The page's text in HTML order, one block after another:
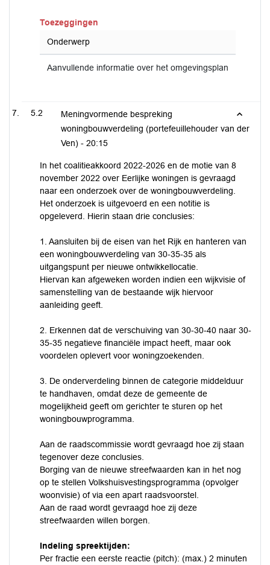
Toezeggingen
Onderwerp
Aanvullende informatie over het omgevingsplan
5.2
Meningvormende bespreking
woningbouwverdeling (portefeuillehouder van der
Ven) - 20:15
In het coalitieakkoord 2022-2026 en de motie van 8
november 2022 over Eerlijke woningen is gevraagd
naar een onderzoek over de woningbouwverdeling.
Het onderzoek is uitgevoerd en een notitie is
opgeleverd. Hierin staan drie conclusies:
1. Aansluiten bij de eisen van het Rijk en hanteren van
een woningbouwverdeling van 30-35-35 als
uitgangspunt per nieuwe ontwikkellocatie.
Hiervan kan afgeweken worden indien een wijkvisie of
samenstelling van de bestaande wijk hiervoor
aanleiding geeft.
2. Erkennen dat de verschuiving van 30-30-40 naar 30-
35-35 negatieve financiële impact heeft, maar ook
voordelen oplevert voor woningzoekenden.
3. De onderverdeling binnen de categorie middelduur
te handhaven, omdat deze de gemeente de
mogelijkheid geeft om gerichter te sturen op het
woningbouwprogramma.
Aan de raadscommissie wordt gevraagd hoe zij staan
tegenover deze conclusies.
Borging van de nieuwe streefwaarden kan in het nog
op te stellen Volkshuisvestingsprogramma (opvolger
woonvisie) of via een apart raadsvoorstel.
Aan de raad wordt gevraagd hoe zij deze
streefwaarden willen borgen.
Indeling spreektijden:
Per fractie een eerste reactie (pitch): (max.) 2 minuten